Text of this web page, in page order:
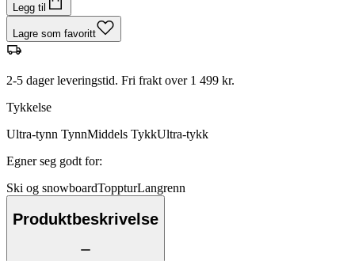
Legg til
Lagre som favoritt
2-5 dager leveringstid. Fri frakt over 1 499 kr.
Tykkelse
Ultra-tynn TynnMiddels TykkUltra-tykk
Egner seg godt for:
Ski og snowboardToppturLangrenn
Produktbeskrivelse